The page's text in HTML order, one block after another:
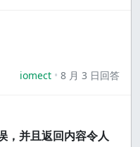
iomect 8 月 3 日回答
，并且返回内容令人